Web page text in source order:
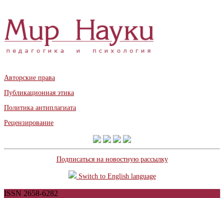
Авторские права
Публикационная этика
Политика антиплагиата
Рецензирование
Подписаться на новостную рассылку
Switch to English language
ISSN 2658-6282